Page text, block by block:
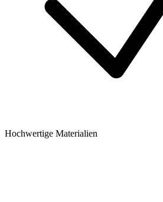
Hochwertige Materialien